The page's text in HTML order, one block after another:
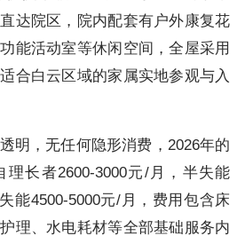
达院区，院内配套有户外康复花
能活动室等休闲空间，全屋采用
合白云区域的家属实地参观与入
明，无任何隐形消费，2026年的
长者2600-3000元/月，半失能
能4500-5000元/月，费用包含床
理、水电耗材等全部基础服务内